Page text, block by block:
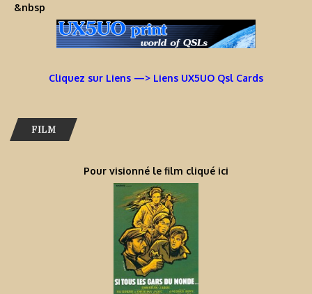
&nbsp
Cliquez sur Liens —> Liens UX5UO Qsl Cards
FILM
Pour visionné le film cliqué ici